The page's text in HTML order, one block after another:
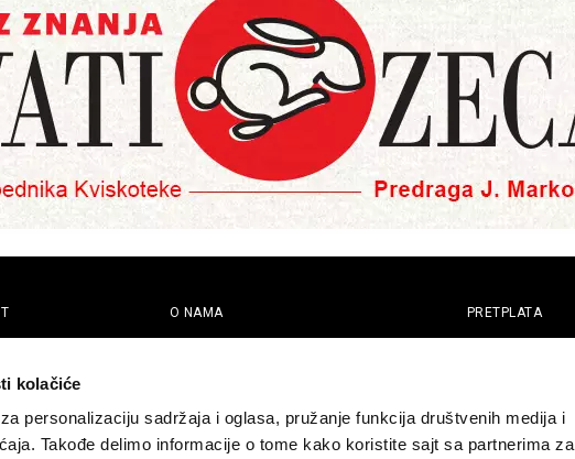
kolačiće
personalizaciju sadržaja i oglasa, pružanje funkcija društvenih medija i
Takođe delimo informacije o tome kako koristite sajt sa partnerima za
O NAMA PRETPLATA